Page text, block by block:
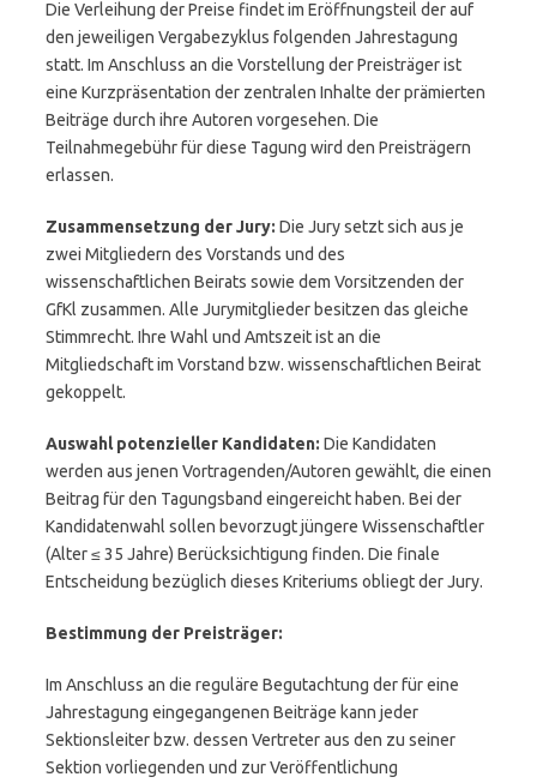
Die Verleihung der Preise findet im Eröffnungsteil der auf
den jeweiligen Vergabezyklus folgenden Jahrestagung
statt. Im Anschluss an die Vorstellung der Preisträger ist
eine Kurzpräsentation der zentralen Inhalte der prämierten
Beiträge durch ihre Autoren vorgesehen. Die
Teilnahmegebühr für diese Tagung wird den Preisträgern
erlassen.
Zusammensetzung der Jury: Die Jury setzt sich aus je
zwei Mitgliedern des Vorstands und des
wissenschaftlichen Beirats sowie dem Vorsitzenden der
GfKl zusammen. Alle Jurymitglieder besitzen das gleiche
Stimmrecht. Ihre Wahl und Amtszeit ist an die
Mitgliedschaft im Vorstand bzw. wissenschaftlichen Beirat
gekoppelt.
Auswahl potenzieller Kandidaten: Die Kandidaten
werden aus jenen Vortragenden/Autoren gewählt, die einen
Beitrag für den Tagungsband eingereicht haben. Bei der
Kandidatenwahl sollen bevorzugt jüngere Wissenschaftler
(Alter ≤ 35 Jahre) Berücksichtigung finden. Die finale
Entscheidung bezüglich dieses Kriteriums obliegt der Jury.
Bestimmung der Preisträger:
Im Anschluss an die reguläre Begutachtung der für eine
Jahrestagung eingegangenen Beiträge kann jeder
Sektionsleiter bzw. dessen Vertreter aus den zu seiner
Sektion vorliegenden und zur Veröffentlichung